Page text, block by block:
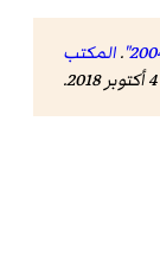
.المكتب
.